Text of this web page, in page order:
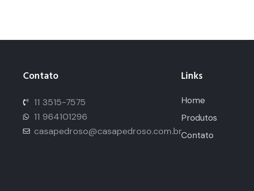
Contato
11 3515-7575
11 964101296
casapedroso@casapedroso.com.br
Links
Home
Produtos
Contato